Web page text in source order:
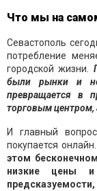
Что мы на
Севастополь
потребление
городской жизни.
были рынки и
превращается в
торговым центром,
И главный
покупается
этом
низкие цены